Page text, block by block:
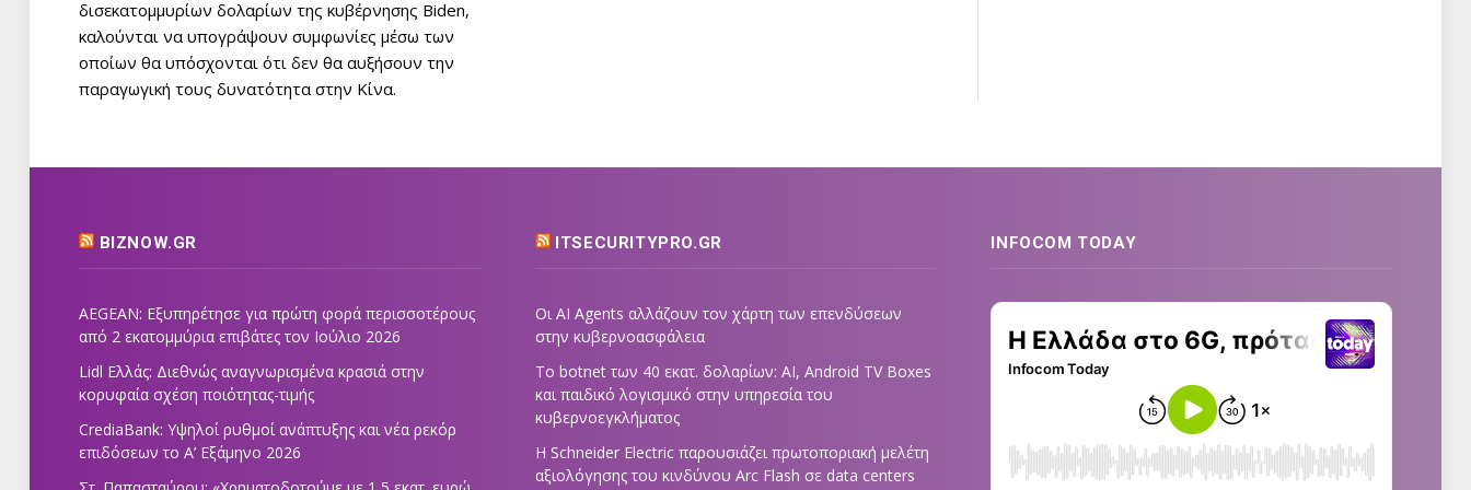
δισεκατομμυρίων δολαρίων της κυβέρνησης Biden,
καλούνται να υπογράψουν συμφωνίες μέσω των
οποίων θα υπόσχονται ότι δεν θα αυξήσουν την
παραγωγική τους δυνατότητα στην Κίνα.
BIZNOW.GR
AEGEAN: Εξυπηρέτησε για πρώτη φορά περισσοτέρους
από 2 εκατομμύρια επιβάτες τον Ιούλιο 2026
Lidl Ελλάς: Διεθνώς αναγνωρισμένα κρασιά στην
κορυφαία σχέση ποιότητας-τιμής
CrediaBank: Υψηλοί ρυθμοί ανάπτυξης και νέα ρεκόρ
επιδόσεων το Α’ Εξάμηνο 2026
ITSECURITYPRO.GR
Οι AI Agents αλλάζουν τον χάρτη των επενδύσεων
στην κυβερνοασφάλεια
Το botnet των 40 εκατ. δολαρίων: AI, Android TV Boxes
και παιδικό λογισμικό στην υπηρεσία του
κυβερνοεγκλήματος
Η Schneider Electric παρουσιάζει πρωτοποριακή μελέτη
αξιολόγησης του κινδύνου Arc Flash σε data centers
INFOCOM TODAY